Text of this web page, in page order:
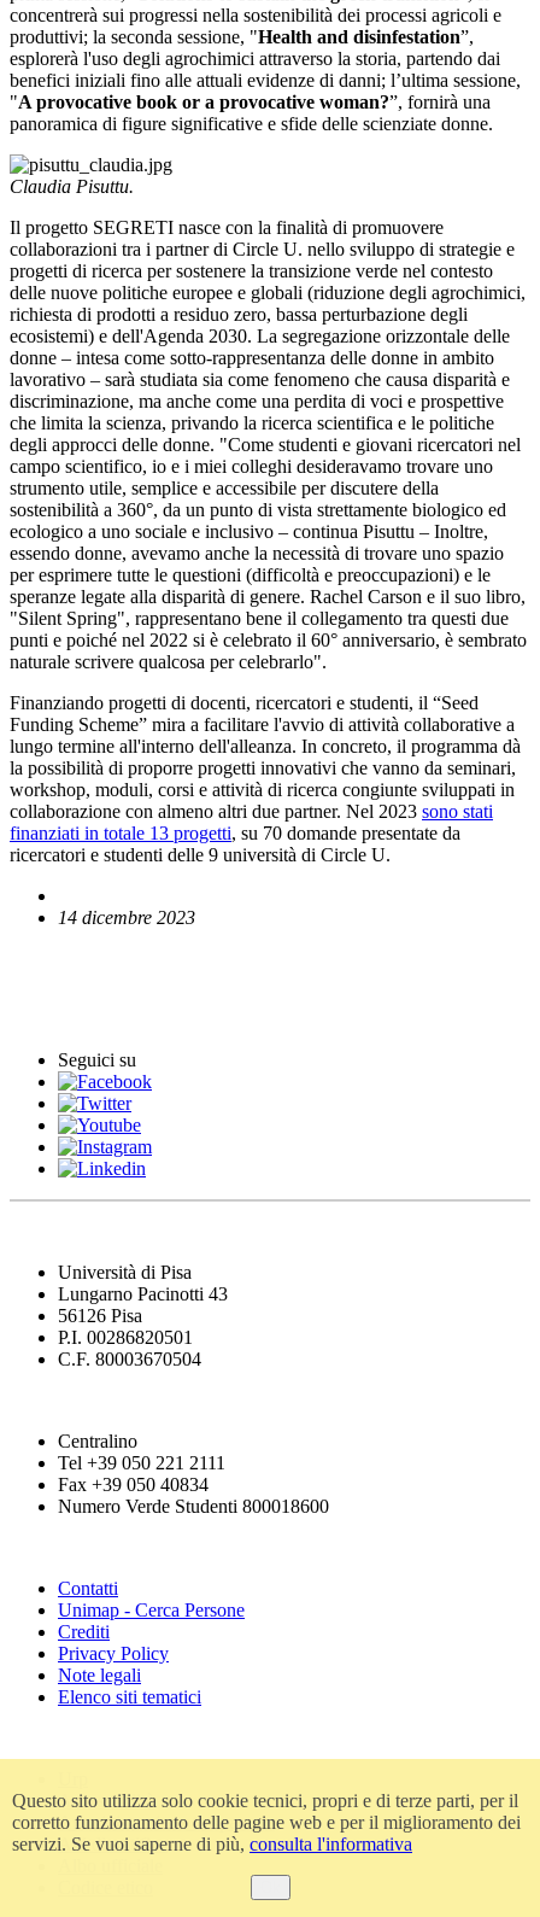
concentrerà sui progressi nella sostenibilità dei processi agricoli e
produttivi; la seconda sessione, "Health and disinfestation”,
esplorerà l'uso degli agrochimici attraverso la storia, partendo dai
benefici iniziali fino alle attuali evidenze di danni; l’ultima sessione,
"A provocative book or a provocative woman?”, fornirà una
panoramica di figure significative e sfide delle scienziate donne.
Claudia Pisuttu.
Il progetto SEGRETI nasce con la finalità di promuovere
collaborazioni tra i partner di Circle U. nello sviluppo di strategie e
progetti di ricerca per sostenere la transizione verde nel contesto
delle nuove politiche europee e globali (riduzione degli agrochimici,
richiesta di prodotti a residuo zero, bassa perturbazione degli
ecosistemi) e dell'Agenda 2030. La segregazione orizzontale delle
donne – intesa come sotto-rappresentanza delle donne in ambito
lavorativo – sarà studiata sia come fenomeno che causa disparità e
discriminazione, ma anche come una perdita di voci e prospettive
che limita la scienza, privando la ricerca scientifica e le politiche
degli approcci delle donne. "Come studenti e giovani ricercatori nel
campo scientifico, io e i miei colleghi desideravamo trovare uno
strumento utile, semplice e accessibile per discutere della
sostenibilità a 360°, da un punto di vista strettamente biologico ed
ecologico a uno sociale e inclusivo – continua Pisuttu – Inoltre,
essendo donne, avevamo anche la necessità di trovare uno spazio
per esprimere tutte le questioni (difficoltà e preoccupazioni) e le
speranze legate alla disparità di genere. Rachel Carson e il suo libro,
"Silent Spring", rappresentano bene il collegamento tra questi due
punti e poiché nel 2022 si è celebrato il 60° anniversario, è sembrato
naturale scrivere qualcosa per celebrarlo".
Finanziando progetti di docenti, ricercatori e studenti, il “Seed
Funding Scheme” mira a facilitare l'avvio di attività collaborative a
lungo termine all'interno dell'alleanza. In concreto, il programma dà
la possibilità di proporre progetti innovativi che vanno da seminari,
workshop, moduli, corsi e attività di ricerca congiunte sviluppati in
collaborazione con almeno altri due partner. Nel 2023 sono stati
finanziati in totale 13 progetti, su 70 domande presentate da
ricercatori e studenti delle 9 università di Circle U.
14 dicembre 2023
Seguici su
Università di Pisa
Lungarno Pacinotti 43
56126 Pisa
P.I. 00286820501
C.F. 80003670504
Centralino
Tel +39 050 221 2111
Fax +39 050 40834
Numero Verde Studenti 800018600
Contatti
Unimap - Cerca Persone
Crediti
Privacy Policy
Note legali
Elenco siti tematici
Accessibilità
Amministrazione trasparente
Atti di notifica
Questo sito utilizza solo cookie tecnici, propri e di terze parti, per il
corretto funzionamento delle pagine web e per il miglioramento dei
servizi. Se vuoi saperne di più, consulta l'informativa